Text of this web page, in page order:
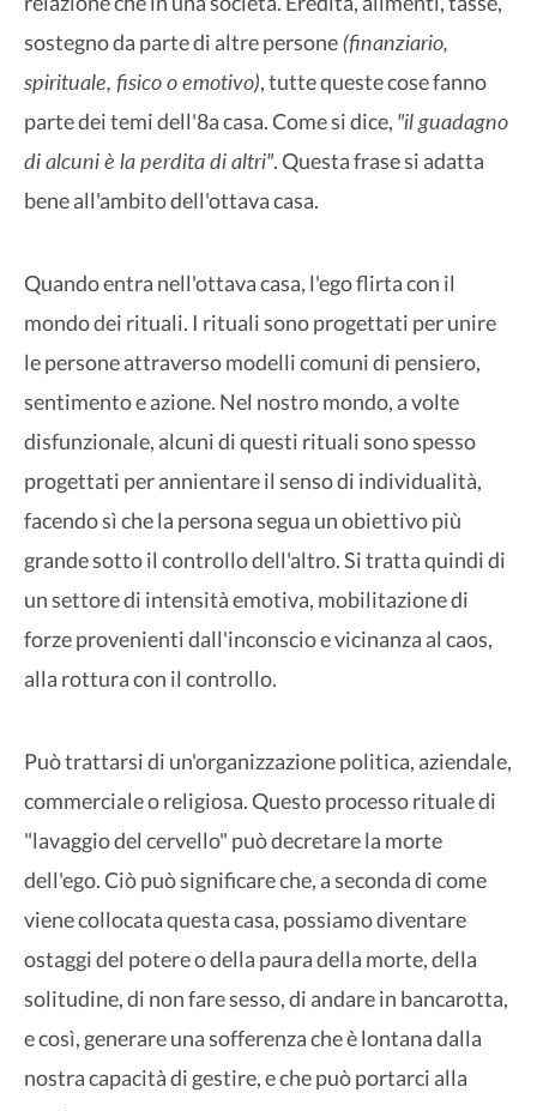
sostegno da parte di altre persone(finanziario,
spirituale, fisico o emotivo), tutte queste cose fanno
parte dei temi dell'8a casa. Come si dice, "il guadagno
di alcuni è la perdita di altri". Questa frase si adatta
bene all'ambito dell'ottava casa.
Quando entra nell'ottava casa, l'ego flirta con il
mondo dei rituali. I rituali sono progettati per unire
le persone attraverso modelli comuni di pensiero,
sentimento e azione. Nel nostro mondo, a volte
disfunzionale, alcuni di questi rituali sono spesso
progettati per annientare il senso di individualità,
facendo sì che la persona segua un obiettivo più
grande sotto il controllo dell'altro. Si tratta quindi di
un settore di intensità emotiva, mobilitazione di
forze provenienti dall'inconscio e vicinanza al caos,
alla rottura con il controllo.
Può trattarsi di un'organizzazione politica, aziendale,
commerciale o religiosa. Questo processo rituale di
"lavaggio del cervello" può decretare la morte
dell'ego. Ciò può significare che, a seconda di come
viene collocata questa casa, possiamo diventare
ostaggi del potere o della paura della morte, della
solitudine, di non fare sesso, di andare in bancarotta,
e così, generare una sofferenza che è lontana dalla
nostra capacità di gestire, e che può portarci alla